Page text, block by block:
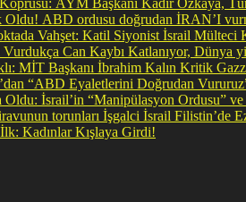
AYM Başkanı Kadir Özkaya,
Kıyamet Senaryosu Gerçek Oldu! ABD ordusu doğrudan
Vahşet: Katil Siyonist İsrail
Can Kaybı Katlanıyor, Dünya
MİT Başkanı İbrahim Kalın Kritik
“ABD Eyaletlerini Doğrudan Vururuz”
İsrail’in “Manipülasyon Ordusu”
Haddini Aşan Kirli Plan:
Kadınlar Kışlaya Girdi!